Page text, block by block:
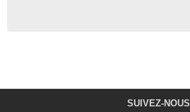
SUIVEZ-NOUS